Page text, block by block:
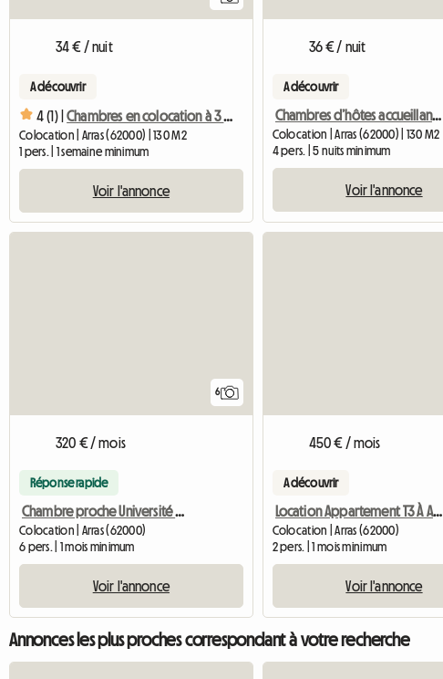
34 € / nuit
A découvrir
4 (1) | Chambres en colocation à 3 mn à pied de la gare
Colocation | Arras (62000) | 130 M2
1 pers. | 1 semaine minimum
Voir l'annonce
36 € / nuit
A découvrir
Chambres d’hôtes accueillantes près de la gare d’Arras
Colocation | Arras (62000) | 130 M2
4 pers. | 5 nuits minimum
Voir l'annonce
6
320 € / mois
Réponse rapide
Chambre proche Université d’artois
Colocation | Arras (62000)
6 pers. | 1 mois minimum
Voir l'annonce
450 € / mois
A découvrir
Location Appartement T3 À Arras
Colocation | Arras (62000)
2 pers. | 1 mois minimum
Voir l'annonce
Annonces les plus proches correspondant à votre recherche